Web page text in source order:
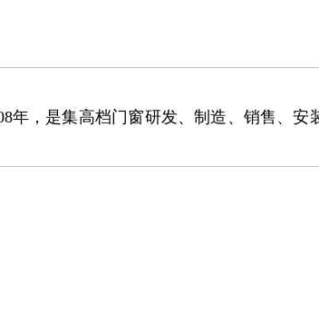
年，是集高档门窗研发、制造、销售、